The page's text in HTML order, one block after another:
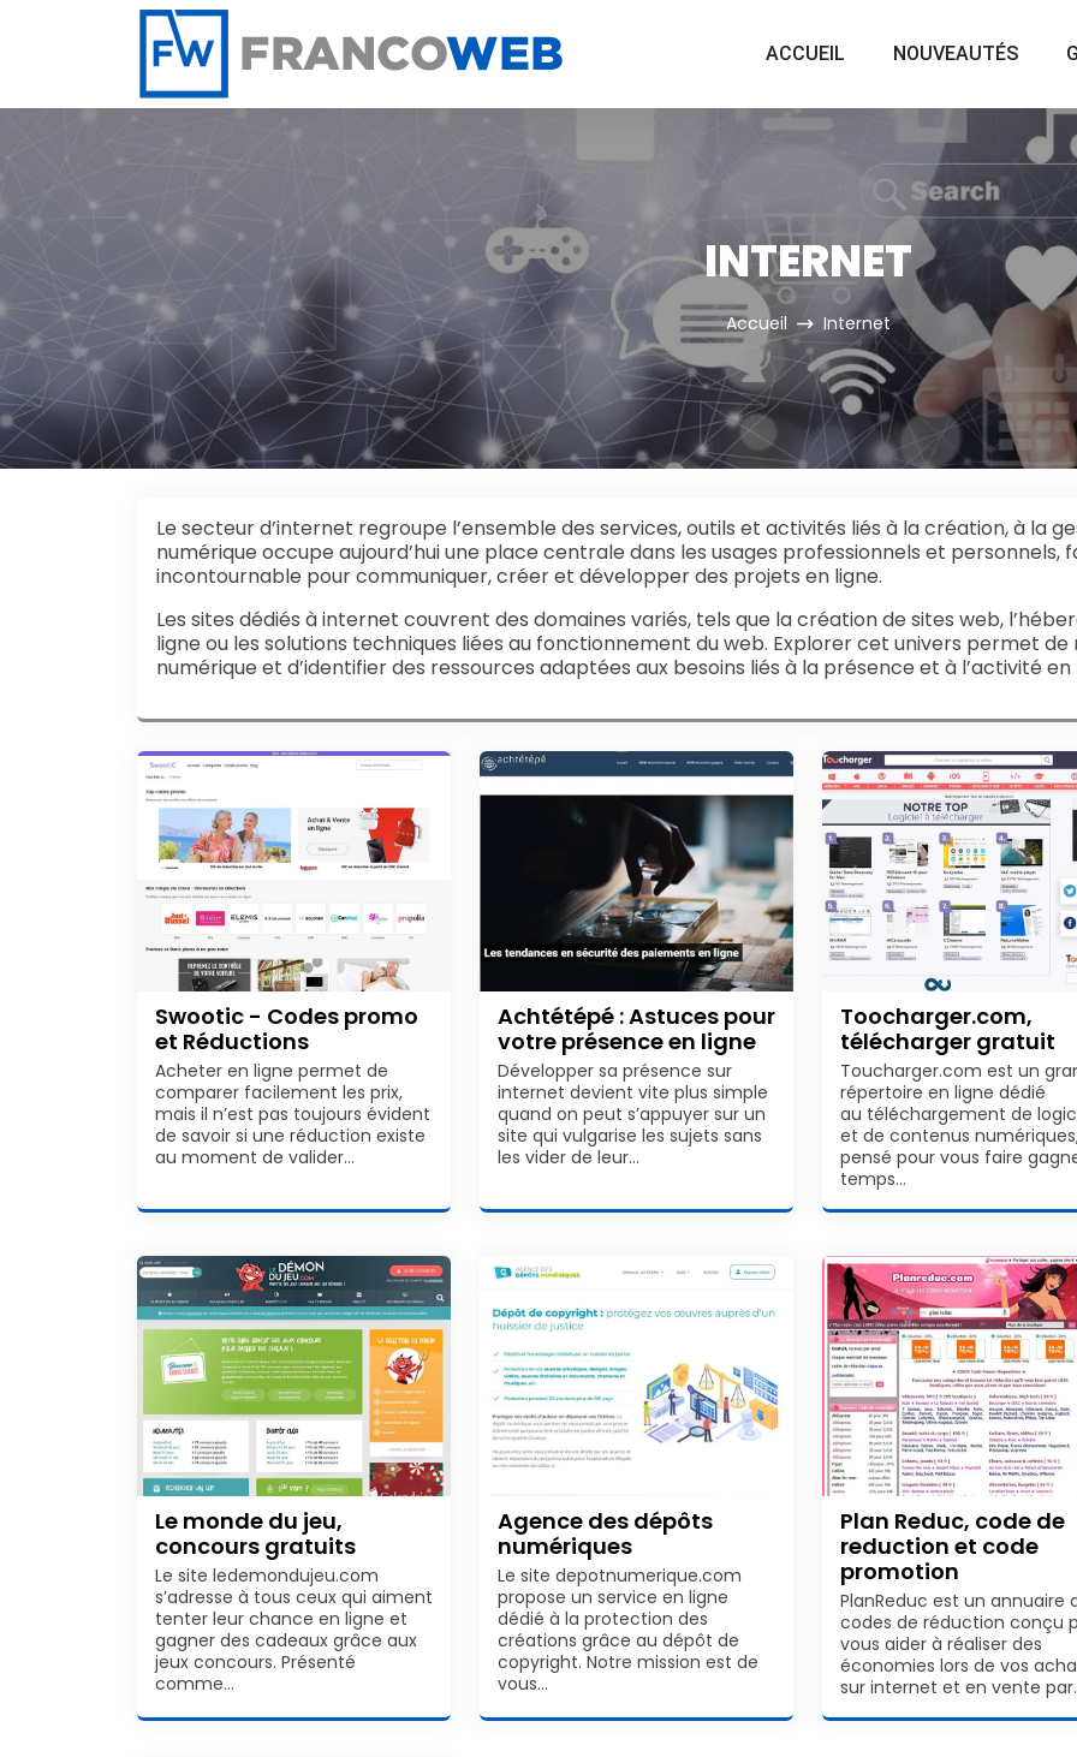
Panneau de gestion des cookies
ACCUEIL NOUVEAUTÉS
INTERNET
Accueil Internet
Le secteur d’internet regroupe l’ensemble des services, outils et activités liés à la création, à la
numérique occupe aujourd’hui une place centrale dans les usages professionnels et personnels,
incontournable pour communiquer, créer et développer des projets en ligne.
Les sites dédiés à internet couvrent des domaines variés, tels que la création de sites web,
ligne ou les solutions techniques liées au fonctionnement du web. Explorer cet univers permet
numérique et d’identifier des ressources adaptées aux besoins liés à la présence et à l’activité en
Swootic - Codes promo
et Réductions
Acheter en ligne permet de
comparer facilement les prix,
mais il n’est pas toujours évident
de savoir si une réduction existe
au moment de valider…
Achtétépé : Astuces pour
votre présence en ligne
Développer sa présence sur
internet devient vite plus simple
quand on peut s’appuyer sur un
site qui vulgarise les sujets sans
les vider de leur…
Toocharger.com,
télécharger gratuit
Toucharger.com est un
répertoire en ligne dédié
au téléchargement de
et de contenus
pensé pour vous faire
temps…
Le monde du jeu,
concours gratuits
Le site ledemondujeu.com
s’adresse à tous ceux qui aiment
tenter leur chance en ligne et
gagner des cadeaux grâce aux
jeux concours. Présenté
comme…
Agence des dépôts
numériques
Le site depotnumerique.com
propose un service en ligne
dédié à la protection des
créations grâce au dépôt de
copyright. Notre mission est de
vous…
Plan Reduc, code de
reduction et code
promotion
PlanReduc est un annuaire
codes de réduction conçu
vous aider à réaliser des
économies lors de vos
sur internet et en vente